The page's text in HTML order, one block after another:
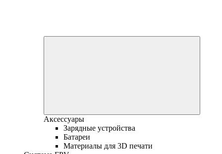
Аксессуары
Зарядные устройства
Батареи
Материалы для 3D печати